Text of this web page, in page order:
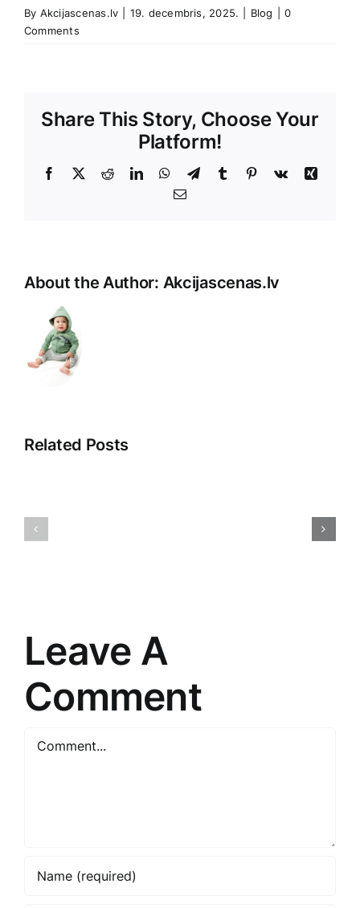
By Akcijascenas.lv 19. decembris, 2025. Blog
0
Comments
Share This Story, Choose Your
Platform!
Facebook
X RedditLinkedInWhatsApp
TelegramTumblr Pinterest
Vk
Xing
E-
About the Author: Akcijascenas.lv
Related Posts
Leave A
Comment
Comment